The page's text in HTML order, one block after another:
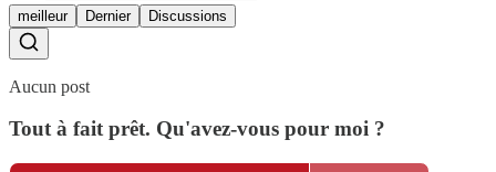
meilleur Dernier Discussions
Aucun post
Tout à fait prêt. Qu'avez-vous pour moi ?